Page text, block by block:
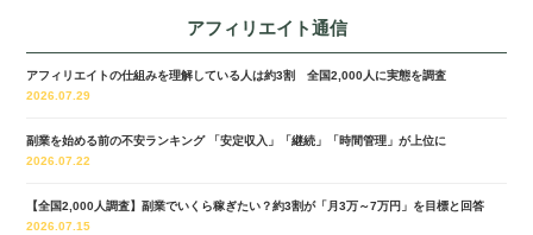
アフィリエイト通信
アフィリエイトの仕組みを理解している人は約3割 全国2,000人に実態を調査
2026.07.29
副業を始める前の不安ランキング 「安定収入」「継続」「時間管理」が上位に
2026.07.22
【全国2,000人調査】副業でいくら稼ぎたい？約3割が「月3万～7万円」を目標と回答
2026.07.15